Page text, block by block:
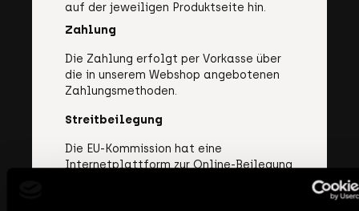
auf der jeweiligen Produktseite hin.
Zahlung
Die Zahlung erfolgt per Vorkasse über
die in unserem Webshop angebotenen
Zahlungsmethoden.
Streitbeilegung
Die EU-Kommission hat eine
Internetplattform zur Online-Beilegung